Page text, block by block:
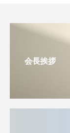
会長挨拶